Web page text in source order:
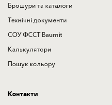
Брошури та каталоги
Технічні документи
СОУ ФССТ Baumit
Калькулятори
Пошук кольору
Контакти